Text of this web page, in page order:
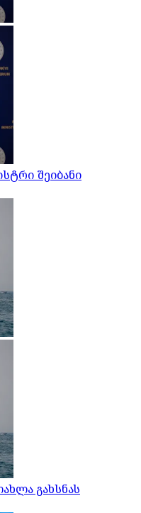
შეიბანი
გახსნას